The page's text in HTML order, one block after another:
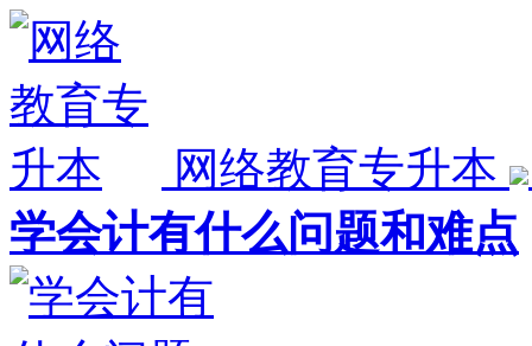
网络教育专升本
学会计有什么问题和难点